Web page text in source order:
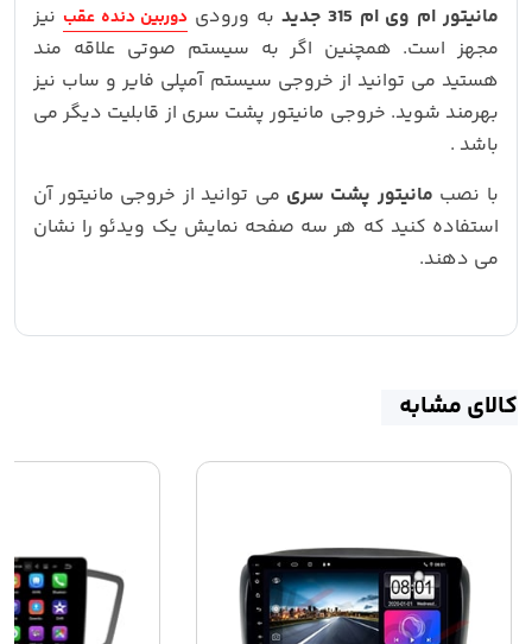
مانیتور ام وی ام 315 جدید به ورودی دوربین دنده عقب نیز
مجهز است. همچنین اگر به سیستم صوتی علاقه مند
هستید می توانید از خروجی سیستم آمپلی فایر و ساب نیز
بهرمند شوید. خروجی مانیتور پشت سری از قابلیت دیگر می
باشد .
با نصب مانیتور پشت سری می توانید از خروجی مانیتور آن
استفاده کنید که هر سه صفحه نمایش یک ویدئو را نشان
می دهند.
کالای مشابه